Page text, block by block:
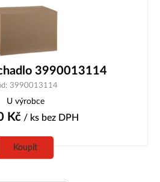
3990013114
3990013114
U výrobce
Kč/ ks bez DPH
Koupit